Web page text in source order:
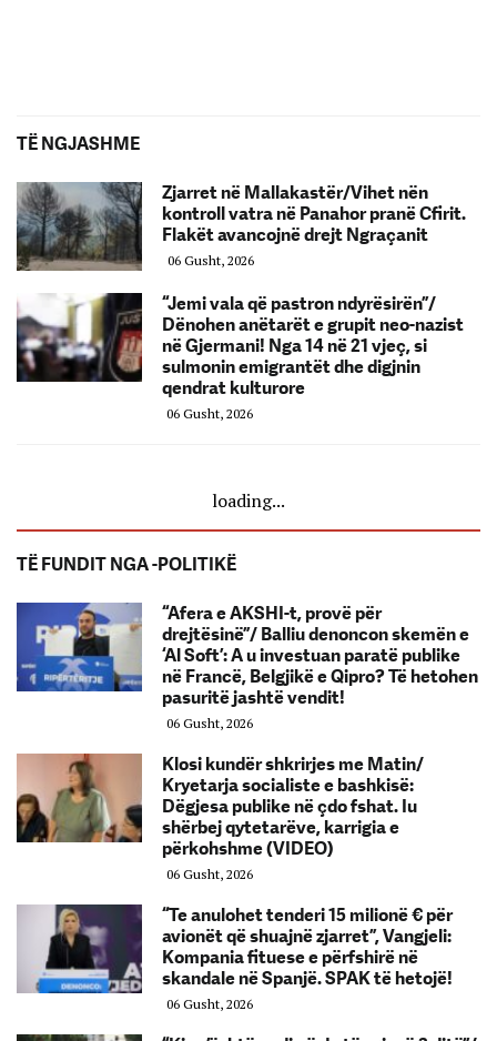
TË NGJASHME
Zjarret në Mallakastër/Vihet nën
kontroll vatra në Panahor pranë Cfirit.
Flakët avancojnë drejt Ngraçanit
06 Gusht, 2026
“Jemi vala që pastron ndyrësirën”/
Dënohen anëtarët e grupit neo-nazist
në Gjermani! Nga 14 në 21 vjeç, si
sulmonin emigrantët dhe digjnin
qendrat kulturore
06 Gusht, 2026
loading...
TË FUNDIT NGA -POLITIKË
“Afera e AKSHI-t, provë për
drejtësinë”/ Balliu denoncon skemën e
‘Al Soft’: A u investuan paratë publike
në Francë, Belgjikë e Qipro? Të hetohen
pasuritë jashtë vendit!
06 Gusht, 2026
Klosi kundër shkrirjes me Matin/
Kryetarja socialiste e bashkisë:
Dëgjesa publike në çdo fshat. Iu
shërbej qytetarëve, karrigia e
përkohshme (VIDEO)
06 Gusht, 2026
“Te anulohet tenderi 15 milionë € për
avionët që shuajnë zjarret”, Vangjeli:
Kompania fituese e përfshirë në
skandale në Spanjë. SPAK të hetojë!
06 Gusht, 2026